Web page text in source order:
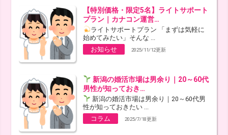
【特別価格・限定5名】ライトサポート
プラン｜カナコン運営…
ライトサポートプラン 「まずは気軽に
始めてみたい」そんな ...
お知らせ
2025/11/12更新
新潟の婚活市場は男余り｜20～60代
男性が知っておき…
新潟の婚活市場は男余り｜20～60代男
性が知っておきたい ...
コラム
2025/7/18更新